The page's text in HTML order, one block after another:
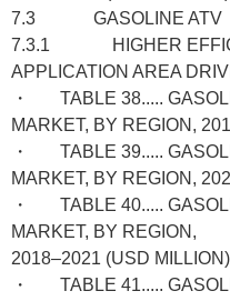
7.3 GASOLINE ATV
7.3.1 HIGHER
APPLICATION AREA
・ TABLE 38.....
MARKET, BY REGION,
・ TABLE 39.....
MARKET, BY REGION,
・ TABLE 40.....
MARKET, BY REGION,
2018–2021 (USD MILLION)
・ TABLE 41.....